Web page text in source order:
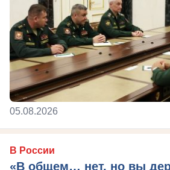
05.08.2026
В России
«В общем… нет, но вы